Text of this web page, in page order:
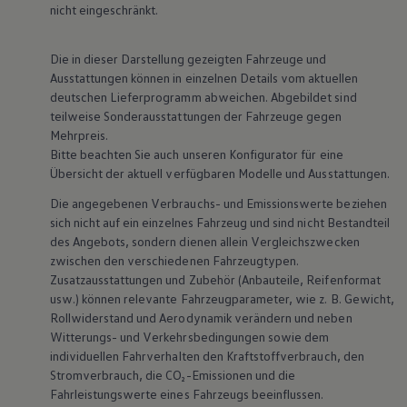
Magazin
Familie
Elektromobilität
Volkswagen R
Pannen- und Unfallhilfe
Volkswagen Kundenbetreuung
nicht eingeschränkt.
Die in dieser Darstellung gezeigten Fahrzeuge und
Ausstattungen können in einzelnen Details vom aktuellen
deutschen Lieferprogramm abweichen. Abgebildet sind
teilweise Sonderausstattungen der Fahrzeuge gegen
Mehrpreis.
Bitte beachten Sie auch unseren Konfigurator für eine
Übersicht der aktuell verfügbaren Modelle und Ausstattungen.
Die angegebenen Verbrauchs- und Emissionswerte beziehen
sich nicht auf ein einzelnes Fahrzeug und sind nicht Bestandteil
des Angebots, sondern dienen allein Vergleichszwecken
zwischen den verschiedenen Fahrzeugtypen.
Zusatzausstattungen und Zubehör (Anbauteile, Reifenformat
usw.) können relevante Fahrzeugparameter, wie z. B. Gewicht,
Rollwiderstand und Aerodynamik verändern und neben
Witterungs- und Verkehrsbedingungen sowie dem
individuellen Fahrverhalten den Kraftstoffverbrauch, den
Stromverbrauch, die CO₂-Emissionen und die
Fahrleistungswerte eines Fahrzeugs beeinflussen.